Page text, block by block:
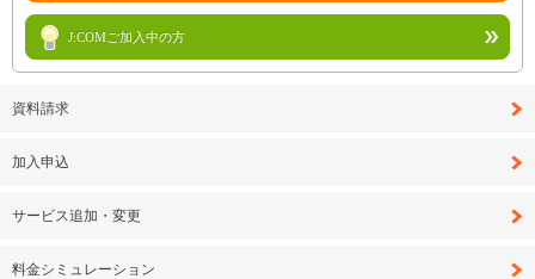
J:COMご加入中の方
資料請求
加入申込
サービス追加・変更
料金シミュレーション